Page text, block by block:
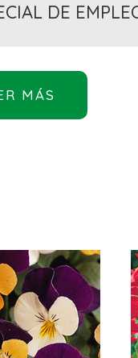
DE
MÁS